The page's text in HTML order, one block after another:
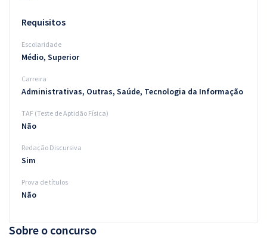
Sobre o concurso
Requisitos
Escolaridade
Médio, Superior
Carreira
Administrativas, Outras, Saúde, Tecnologia da Informação
TAF (Teste de Aptidão Física)
Não
Redação Discursiva
Sim
Prova de títulos
Não